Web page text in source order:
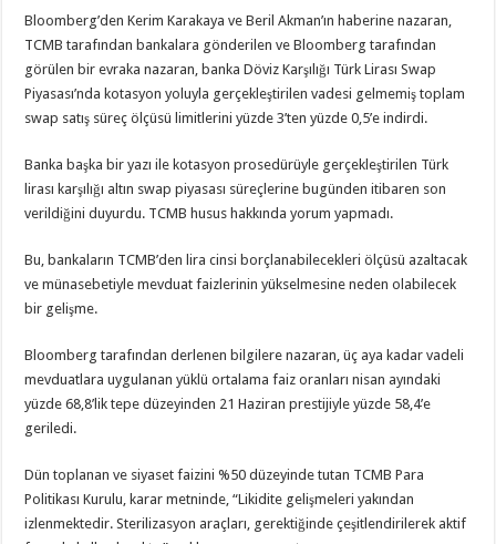
Bloomberg’den Kerim Karakaya ve Beril Akman’ın haberine nazaran,
TCMB tarafından bankalara gönderilen ve Bloomberg tarafından
görülen bir evraka nazaran, banka Döviz Karşılığı Türk Lirası Swap
Piyasası’nda kotasyon yoluyla gerçekleştirilen vadesi gelmemiş toplam
swap satış süreç ölçüsü limitlerini yüzde 3’ten yüzde 0,5’e indirdi.
Banka başka bir yazı ile kotasyon prosedürüyle gerçekleştirilen Türk
lirası karşılığı altın swap piyasası süreçlerine bugünden itibaren son
verildiğini duyurdu. TCMB husus hakkında yorum yapmadı.
Bu, bankaların TCMB’den lira cinsi borçlanabilecekleri ölçüsü azaltacak
ve münasebetiyle mevduat faizlerinin yükselmesine neden olabilecek
bir gelişme.
Bloomberg tarafından derlenen bilgilere nazaran, üç aya kadar vadeli
mevduatlara uygulanan yüklü ortalama faiz oranları nisan ayındaki
yüzde 68,8’lik tepe düzeyinden 21 Haziran prestijiyle yüzde 58,4’e
geriledi.
Dün toplanan ve siyaset faizini %50 düzeyinde tutan TCMB Para
Politikası Kurulu, karar metninde, “Likidite gelişmeleri yakından
izlenmektedir. Sterilizasyon araçları, gerektiğinde çeşitlendirilerek aktif